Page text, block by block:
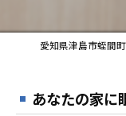
あなたの家に